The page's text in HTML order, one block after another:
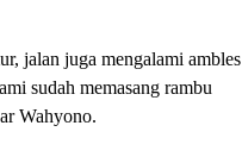
jalan juga mengalami ambles
sudah memasang rambu
Wahyono.